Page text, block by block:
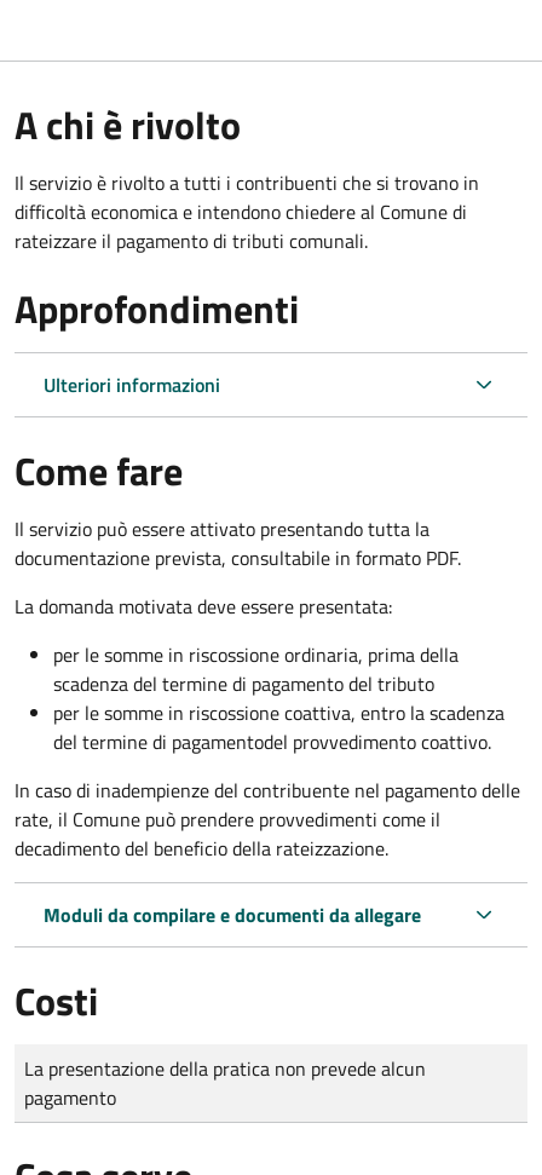
A chi è rivolto
Il servizio è rivolto a tutti i contribuenti che si trovano in
difficoltà economica e intendono chiedere al Comune di
rateizzare il pagamento di tributi comunali.
Approfondimenti
Ulteriori informazioni
Come fare
Il servizio può essere attivato presentando tutta la
documentazione prevista, consultabile in formato PDF.
La domanda motivata deve essere presentata:
per le somme in riscossione ordinaria, prima della
scadenza del termine di pagamento del tributo
per le somme in riscossione coattiva, entro la scadenza
del termine di pagamentodel provvedimento coattivo.
In caso di inadempienze del contribuente nel pagamento delle
rate, il Comune può prendere provvedimenti come il
decadimentodel beneficio della rateizzazione.
Moduli da compilare e documenti da allegare
Costi
Tipo di pagamento
Importo
La presentazione della pratica non prevede alcun
pagamento